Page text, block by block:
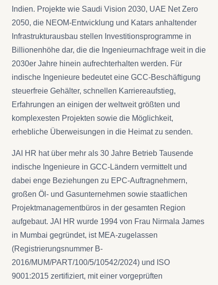
Indien. Projekte wie Saudi Vision 2030, UAE Net Zero
2050, die NEOM-Entwicklung und Katars anhaltender
Infrastrukturausbau stellen Investitionsprogramme in
Billionenhöhe dar, die die Ingenieurnachfrage weit in die
2030er Jahre hinein aufrechterhalten werden. Für
indische Ingenieure bedeutet eine GCC-Beschäftigung
steuerfreie Gehälter, schnellen Karriereaufstieg,
Erfahrungen an einigen der weltweit größten und
komplexesten Projekten sowie die Möglichkeit,
erhebliche Überweisungen in die Heimat zu senden.
JAI HR hat über mehr als 30 Jahre Betrieb Tausende
indische Ingenieure in GCC-Ländern vermittelt und
dabei enge Beziehungen zu EPC-Auftragnehmern,
großen Öl- und Gasunternehmen sowie staatlichen
Projektmanagementbüros in der gesamten Region
aufgebaut. JAI HR wurde 1994 von Frau Nirmala James
in Mumbai gegründet, ist MEA-zugelassen
(Registrierungsnummer B-
2016/MUM/PART/100/5/10542/2024) und ISO
9001:2015 zertifiziert, mit einer vorgeprüften